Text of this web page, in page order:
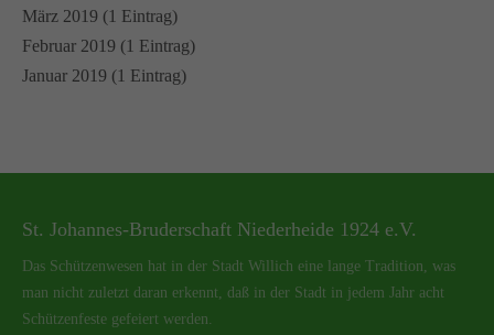
März 2019 (1 Eintrag)
Februar 2019 (1 Eintrag)
Januar 2019 (1 Eintrag)
St. Johannes-Bruderschaft Niederheide 1924 e.V.
Das Schützenwesen hat in der Stadt Willich eine lange Tradition, was
man nicht zuletzt daran erkennt, daß in der Stadt in jedem Jahr acht
Schützenfeste gefeiert werden.